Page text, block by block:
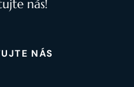
nás!
NÁS